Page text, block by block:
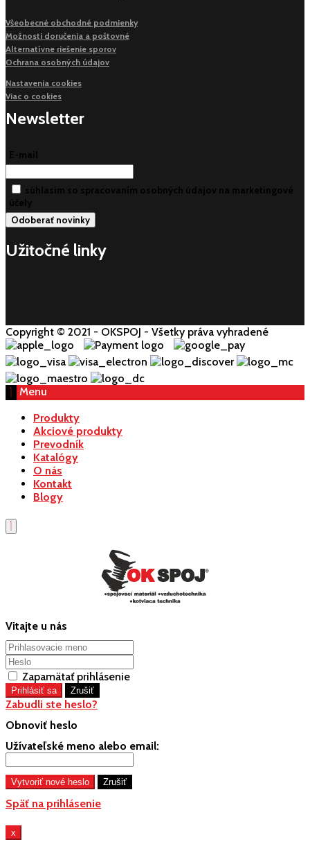
Všeobecné obchodné podmienky
Možnosti doručenia a poštovné
Alternatívne riešenie sporov
Ochrana osobných údajov
Nastavenia cookies
Viac o cookies
Newsletter
E-mail
súhlasim so spracovaním osobných údajov na marketingové
účely
Užitočné linky
Copyright © 2021 - OKSPOJ - Všetky práva vyhradené
Menu
Produkty
Akciové produkty
Prevodník
Katalógy
O nás
Kontakt
Blogy
Vitajte u nás
Zapamätať prihlásenie
Zabudli ste heslo?
Obnoviť heslo
Užívateľské meno alebo email:
Späť na prihlásenie
x